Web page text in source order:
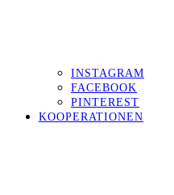
INSTAGRAM
FACEBOOK
PINTEREST
KOOPERATIONEN